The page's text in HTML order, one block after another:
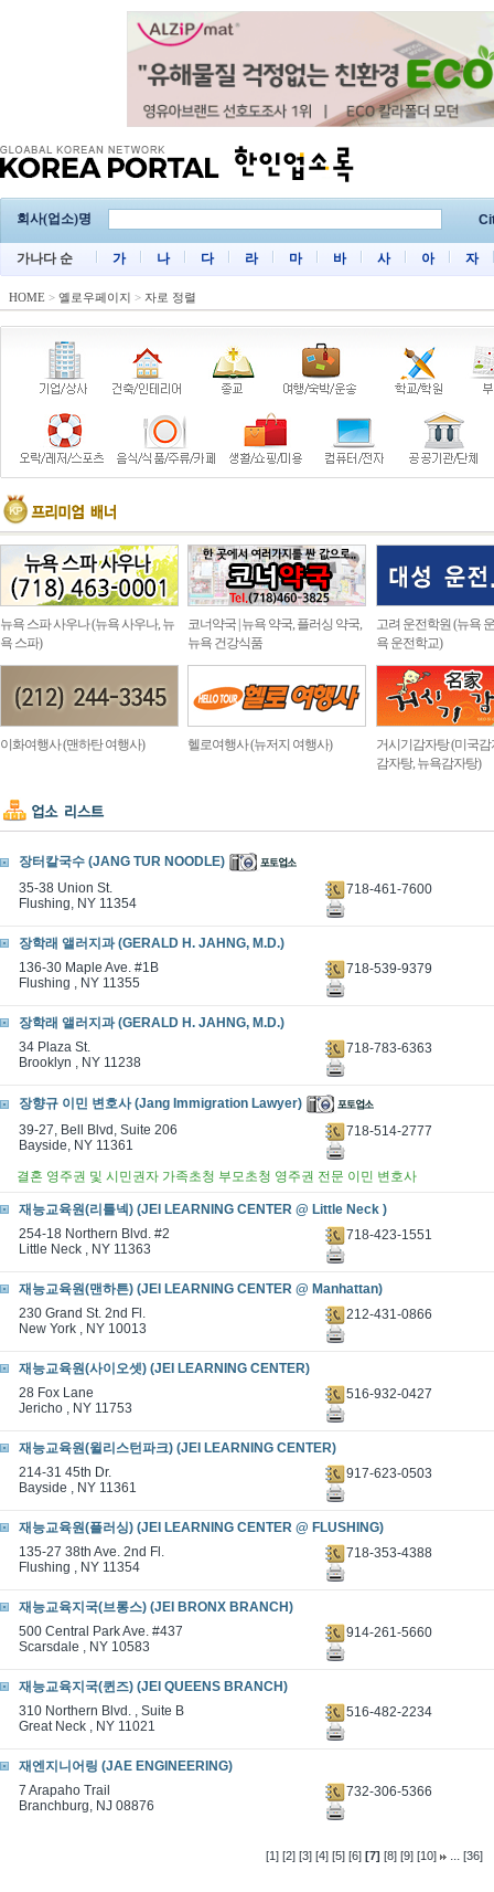
회사(업소)명
가나다 순 가 나 다 라 마 바 사 아 자
HOME > 옐로우페이지 > 자로 정렬
뉴욕 스파 사우나 (뉴욕 사우나, 뉴
욕 스파)
코너약국 | 뉴욕 약국, 플러싱 약국,
뉴욕 건강식품
고려 운전학원 (뉴욕
욕 운전학교)
이화여행사 (맨하탄 여행사) 헬로여행사 (뉴저지 여행사)
거시기감자탕 (미국감
감자탕, 뉴욕감자탕)
장터칼국수 (JANG TUR NOODLE)
35-38 Union St.
Flushing, NY 11354
718-461-7600
장학래 앨러지과 (GERALD H. JAHNG, M.D.)
136-30 Maple Ave. #1B
Flushing , NY 11355
718-539-9379
장학래 앨러지과 (GERALD H. JAHNG, M.D.)
34 Plaza St.
Brooklyn , NY 11238
718-783-6363
장향규 이민 변호사 (Jang Immigration Lawyer)
39-27, Bell Blvd, Suite 206
Bayside, NY 11361
718-514-2777
결혼 영주권 및 시민권자 가족초청 부모초청 영주권 전문 이민 변호사
재능교육원(리틀넥) (JEI LEARNING CENTER @ Little Neck )
254-18 Northern Blvd. #2
Little Neck , NY 11363
718-423-1551
재능교육원(맨하튼) (JEI LEARNING CENTER @ Manhattan)
230 Grand St. 2nd Fl.
New York , NY 10013
212-431-0866
재능교육원(사이오셋) (JEI LEARNING CENTER)
28 Fox Lane
Jericho , NY 11753
516-932-0427
재능교육원(윌리스턴파크) (JEI LEARNING CENTER)
214-31 45th Dr.
Bayside , NY 11361
917-623-0503
재능교육원(플러싱) (JEI LEARNING CENTER @ FLUSHING)
135-27 38th Ave. 2nd Fl.
Flushing , NY 11354
718-353-4388
재능교육지국(브롱스) (JEI BRONX BRANCH)
500 Central Park Ave. #437
Scarsdale , NY 10583
914-261-5660
재능교육지국(퀸즈) (JEI QUEENS BRANCH)
310 Northern Blvd. , Suite B
Great Neck , NY 11021
516-482-2234
재엔지니어링 (JAE ENGINEERING)
7 Arapaho Trail
Branchburg, NJ 08876
732-306-5366
[1] [2] [3] [4] [5] [6] [7] [8] [9] [10] ... [36]